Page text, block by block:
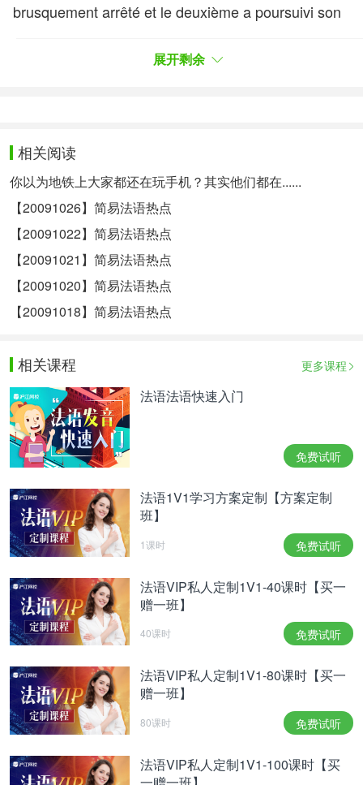
brusquement arrêté et le deuxième a poursuivi son
l'autre par l'arrière. Ce type d'accident est fréquent
BN
L'Iran doit donner la semaine prochaine une
réponse à l'AIEA, l'agence qui contrôle l'énergie
atomique dans le monde, réponse à la proposition
qu'elle lui a faite hier.
L'AIEA propose à l'Iran d'enrichir, c'est à dire de
traiter une grosse partie de son uranium à
l'étranger, en France et la Russie. Cela permettrait
de mieux contrôler l'uranium de l'Iran. La
communauté internationale a peur, vous le savez,
que l'Iran s'en serve pour fabriquer des armes, et
non de l'énergie. L'Iran dira donc si elle accepte ou
attendant, les présidents russe et américain se sont
dit ce soir satisfaits des discussions de ces derniers
jours sur le sujet.
BN
Il y aura, on le sait, un second tour à l'élection
présidentielle en Afghanistan pour départager le
展开剩余
相关阅读
你以为地铁上大家都还在玩手机？其实他们都在......
【20091026】简易法语热点
【20091022】简易法语热点
【20091021】简易法语热点
【20091020】简易法语热点
【20091018】简易法语热点
相关课程 更多课程
法语法语快速入门
免费试听
法语1V1学习方案定制【方案定制
班】
1课时 免费试听
法语VIP私人定制1V1-40课时【买一
赠一班】
40课时 免费试听
法语VIP私人定制1V1-80课时【买一
赠一班】
80课时 免费试听
法语VIP私人定制1V1-100课时【买